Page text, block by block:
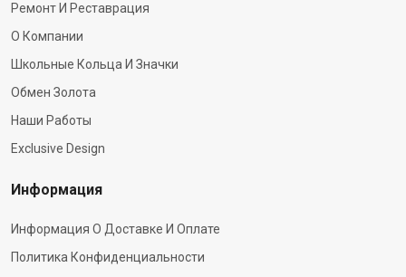
Ремонт И Реставрация
О Компании
Школьные Кольца И Значки
Обмен Золота
Наши Работы
Exclusive Design
Информация
Информация О Доставке И Оплате
Политика Конфиденциальности